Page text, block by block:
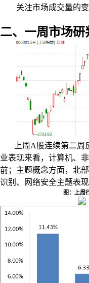
关注市场成交量的
二、一周市场研
上周 A股连续第二周
业表现来看，计算机、
前；主题概念方面，北
识别、网络安全主题表现
图：上周